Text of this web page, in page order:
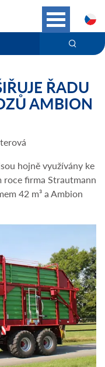
ŘADU
AMBION
hojně využívány ke
roce firma Strautmann
42 m³ a Ambion